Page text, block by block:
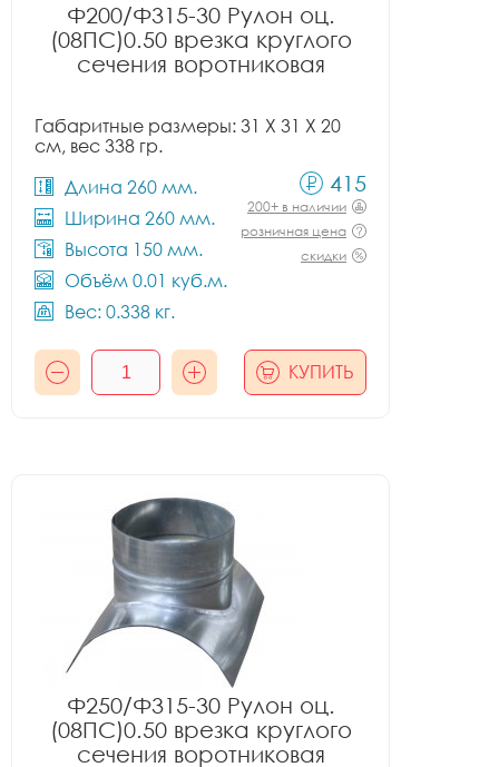
Ф200/Ф315-30 Рулон оц.
(08ПС)0.50 врезка круглого
сечения воротниковая
Габаритные размеры: 31 X 31 X 20
см, вес 338 гр.
Длина 260 мм.
Ширина 260 мм.
Высота 150 мм.
Объём 0.01 куб.м.
Вес: 0.338 кг.
415
200+ в наличии
розничная цена
скидки
КУПИТЬ
Ф250/Ф315-30 Рулон оц.
(08ПС)0.50 врезка круглого
сечения воротниковая